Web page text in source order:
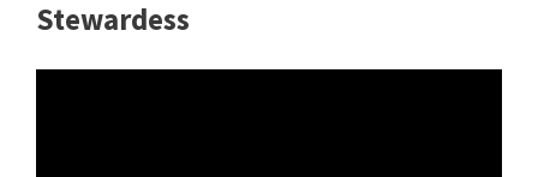
Stewardess